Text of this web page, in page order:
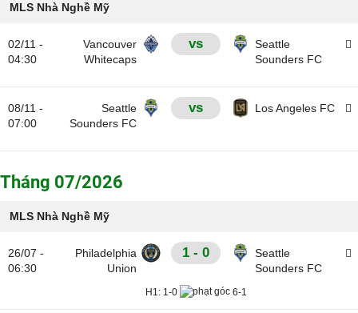
MLS Nhà Nghề Mỹ
02/11 -
04:30
Vancouver
Whitecaps
vs
Seattle
Sounders FC
08/11 -
07:00
Seattle
Sounders FC
vs Los Angeles FC
Tháng 07/2026
MLS Nhà Nghề Mỹ
26/07 -
06:30
Philadelphia
Union
1 - 0
Seattle
Sounders FC
H1: 1-0 6-1